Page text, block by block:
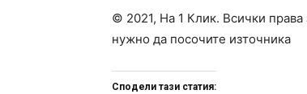
© 2021, На 1 Клик. Всички права
нужно да посочите източника
Сподели тази статия: